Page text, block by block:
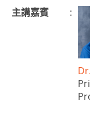
主講嘉賓
: